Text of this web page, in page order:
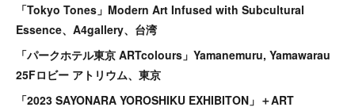
「Tokyo Tones」Modern Art Infused with Subcultural
Essence、A4gallery、台湾
「パークホテル東京 ARTcolours」Yamanemuru, Yamawarau
25Fロビー アトリウム、東京
「2023 SAYONARA YOROSHIKU EXHIBITON」＋ART